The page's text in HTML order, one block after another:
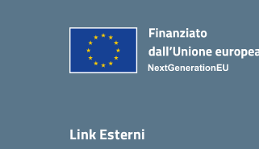
Link Esterni